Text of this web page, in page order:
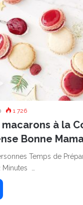
1 726
à la
Bonne
Temps de
…